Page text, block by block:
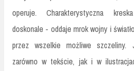
operuje. Charakterystyczna
doskonale - oddaje mrok wojny i
przez wszelkie możliwe
zarówno w tekście, jak i w